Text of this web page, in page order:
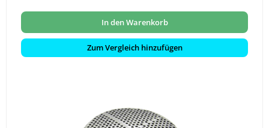
In den Warenkorb
Zum Vergleich hinzufügen